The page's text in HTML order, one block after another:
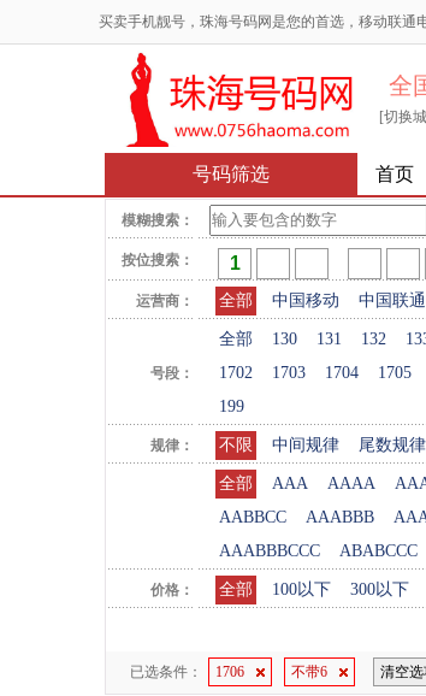
买卖手机靓号，珠海号码网是您的首选，移动联通
全
[切换
号码筛选 首页
模糊搜索：
按位搜索：
运营商： 全部 中国移动 中国联通
号段：
全部 130 131 132
1702
1703 1704 1705
199
规律： 不限 中间规律 尾数规律
全部 AAA AAAA
AABBCC
AAABBB
AAABBBCCC
ABABCCC
价格： 全部 100以下 300以下
已选条件： 1706 不带6 清空